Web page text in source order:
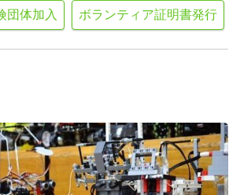
団体加入 ボランティア証明書発行